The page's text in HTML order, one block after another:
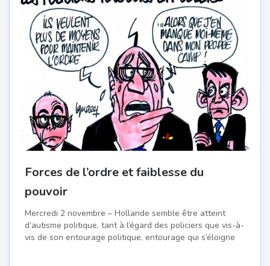
Forces de l’ordre et faiblesse du
pouvoir
Mercredi 2 novembre – Hollande semble être atteint
d’autisme politique, tant à l’égard des policiers que vis-à-
vis de son entourage politique, entourage qui s’éloigne